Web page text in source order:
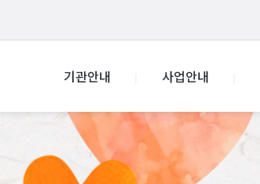
기관안내 사업안내